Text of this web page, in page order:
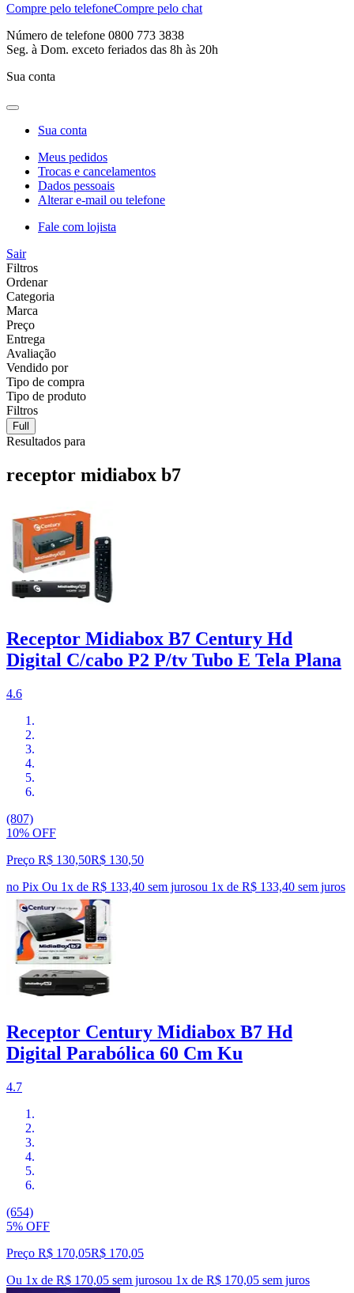
Compre pelo telefoneCompre pelo chat
Número de telefone 0800 773 3838
Seg. à Dom. exceto feriados das 8h às 20h
Sua conta
Sua conta
Meus pedidos
Trocas e cancelamentos
Dados pessoais
Alterar e-mail ou telefone
Fale com lojista
Sair
Filtros
Ordenar
Categoria
Marca
Preço
Entrega
Avaliação
Vendido por
Tipo de compra
Tipo de produto
Filtros
Full
Resultados para
receptor midiabox b7
Receptor Midiabox B7 Century Hd
Digital C/cabo P2 P/tv Tubo E Tela Plana
4.6
(807)
10% OFF
Preço R$ 130,50R$ 130,50
no Pix Ou 1x de R$ 133,40 sem jurosou 1x de R$ 133,40 sem juros
Receptor Century Midiabox B7 Hd
Digital Parabólica 60 Cm Ku
4.7
(654)
5% OFF
Preço R$ 170,05R$ 170,05
Ou 1x de R$ 170,05 sem jurosou 1x de R$ 170,05 sem juros